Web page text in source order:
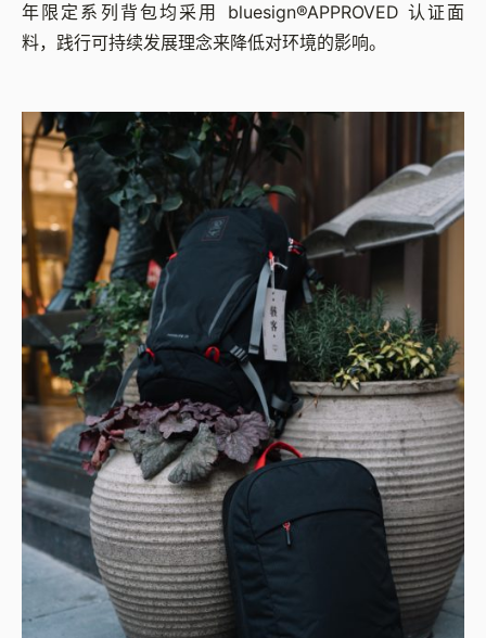
年限定系列背包均采用 bluesign®APPROVED 认证面
料，践行可持续发展理念来降低对环境的影响。